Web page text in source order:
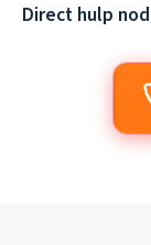
Direct hulp